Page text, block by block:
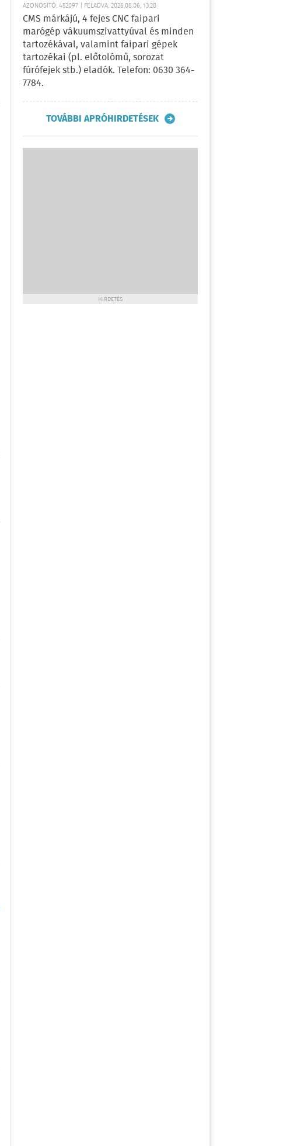
AZONOSÍTÓ: 452097 | FELADVA: 2026.08.06, 13:28
CMS márkájú, 4 fejes CNC faipari
marógép vákuumszivattyúval és minden
tartozékával, valamint faipari gépek
tartozékai (pl. előtolómű, sorozat
fúrófejek stb.) eladók. Telefon: 0630 364-
7784.
TOVÁBBI APRÓHIRDETÉSEK
HIRDETÉS